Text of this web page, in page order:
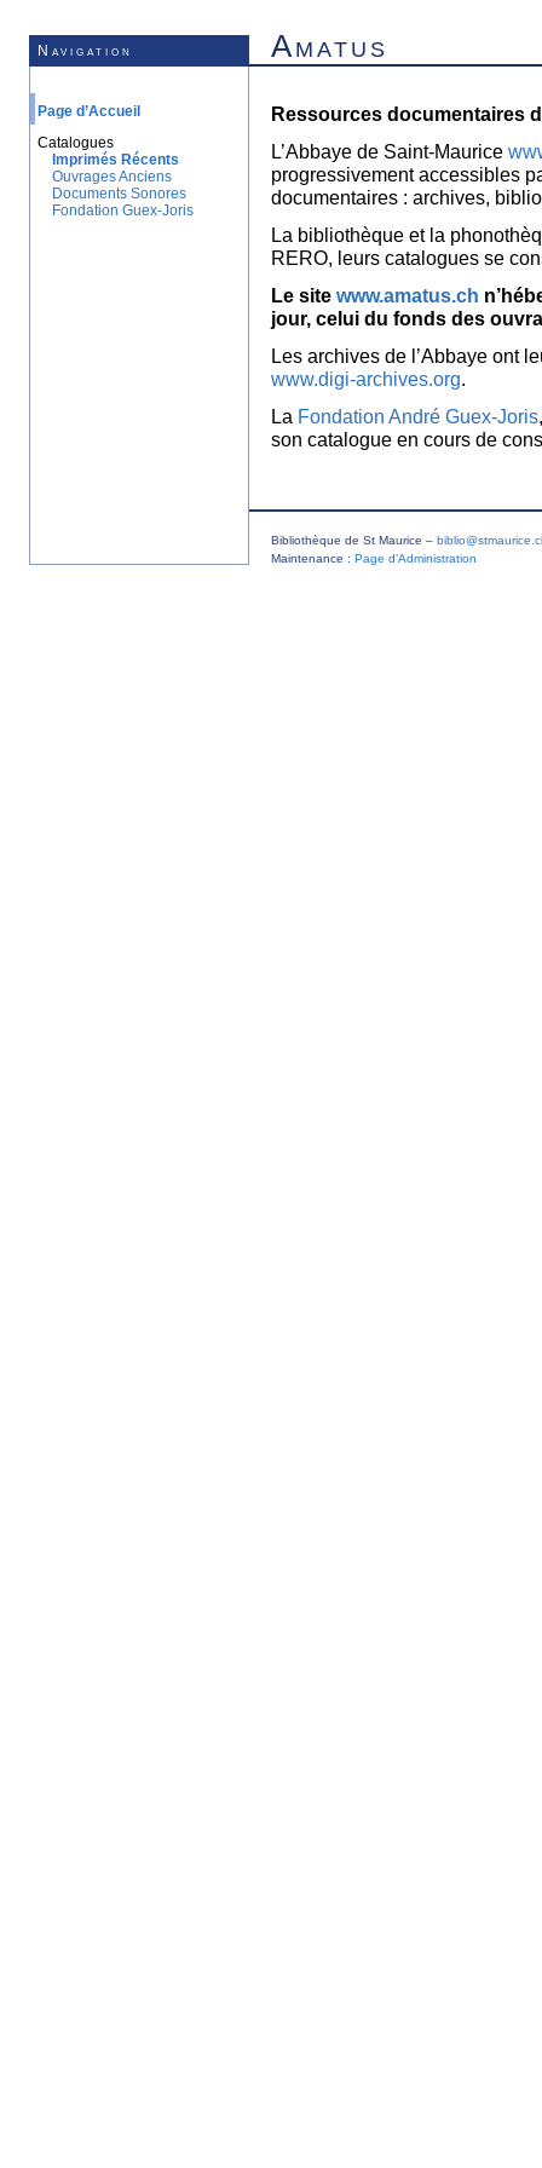
Navigation Amatus
Page d’Accueil
Catalogues
Imprimés Récents
Ouvrages Anciens
Documents Sonores
Fondation Guex-Joris
Ressources documentaires
L’Abbaye de Saint-Maurice
progressivement accessibles
documentaires : archives,
La bibliothèque et la
RERO, leurs catalogues se
Le site www.amatus.ch
jour, celui du fonds des
Les archives de l’Abbaye ont
www.digi-archives.org.
La Fondation André Guex-Joris
son catalogue en cours de
Bibliothèque de St Maurice –
Maintenance : Page d’Administration